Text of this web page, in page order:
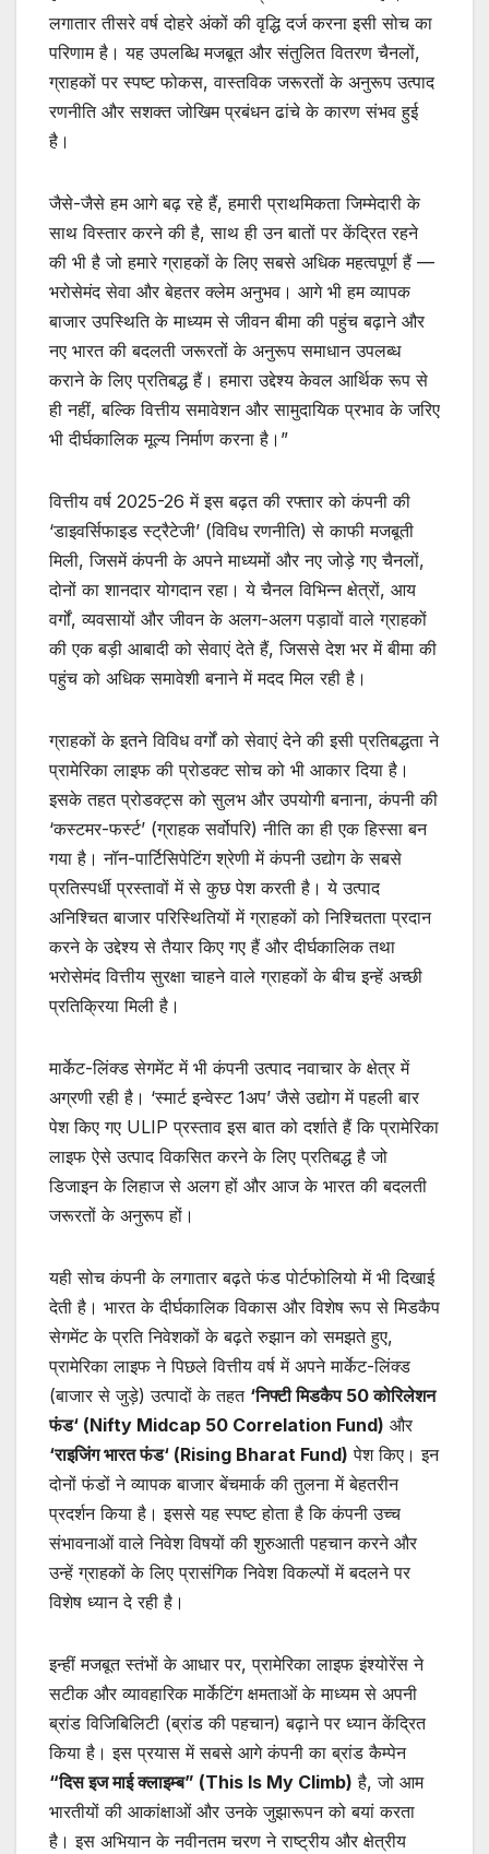
लगातार तीसरे वर्ष दोहरे अंकों की वृद्धि दर्ज करना इसी सोच का
परिणाम है। यह उपलब्धि मजबूत और संतुलित वितरण चैनलों,
ग्राहकों पर स्पष्ट फोकस, वास्तविक जरूरतों के अनुरूप उत्पाद
रणनीति और सशक्त जोखिम प्रबंधन ढांचे के कारण संभव हुई
है।
जैसे-जैसे हम आगे बढ़ रहे हैं, हमारी प्राथमिकता जिम्मेदारी के
साथ विस्तार करने की है, साथ ही उन बातों पर केंद्रित रहने
की भी है जो हमारे ग्राहकों के लिए सबसे अधिक महत्वपूर्ण हैं —
भरोसेमंद सेवा और बेहतर क्लेम अनुभव। आगे भी हम व्यापक
बाजार उपस्थिति के माध्यम से जीवन बीमा की पहुंच बढ़ाने और
नए भारत की बदलती जरूरतों के अनुरूप समाधान उपलब्ध
कराने के लिए प्रतिबद्ध हैं। हमारा उद्देश्य केवल आर्थिक रूप से
ही नहीं, बल्कि वित्तीय समावेशन और सामुदायिक प्रभाव के जरिए
भी दीर्घकालिक मूल्य निर्माण करना है।”
वित्तीय वर्ष 2025-26 में इस बढ़त की रफ्तार को कंपनी की
‘डाइवर्सिफाइड स्ट्रैटेजी’ (विविध रणनीति) से काफी मजबूती
मिली, जिसमें कंपनी के अपने माध्यमों और नए जोड़े गए चैनलों,
दोनों का शानदार योगदान रहा। ये चैनल विभिन्न क्षेत्रों, आय
वर्गों, व्यवसायों और जीवन के अलग-अलग पड़ावों वाले ग्राहकों
की एक बड़ी आबादी को सेवाएं देते हैं, जिससे देश भर में बीमा की
पहुंच को अधिक समावेशी बनाने में मदद मिल रही है।
ग्राहकों के इतने विविध वर्गों को सेवाएं देने की इसी प्रतिबद्धता ने
प्रामेरिका लाइफ की प्रोडक्ट सोच को भी आकार दिया है।
इसके तहत प्रोडक्ट्स को सुलभ और उपयोगी बनाना, कंपनी की
‘कस्टमर-फर्स्ट’ (ग्राहक सर्वोपरि) नीति का ही एक हिस्सा बन
गया है। नॉन-पार्टिसिपेटिंग श्रेणी में कंपनी उद्योग के सबसे
प्रतिस्पर्धी प्रस्तावों में से कुछ पेश करती है। ये उत्पाद
अनिश्चित बाजार परिस्थितियों में ग्राहकों को निश्चितता प्रदान
करने के उद्देश्य से तैयार किए गए हैं और दीर्घकालिक तथा
भरोसेमंद वित्तीय सुरक्षा चाहने वाले ग्राहकों के बीच इन्हें अच्छी
प्रतिक्रिया मिली है।
मार्केट-लिंक्ड सेगमेंट में भी कंपनी उत्पाद नवाचार के क्षेत्र में
अग्रणी रही है। ‘स्मार्ट इन्वेस्ट 1अप’ जैसे उद्योग में पहली बार
पेश किए गए ULIP प्रस्ताव इस बात को दर्शाते हैं कि प्रामेरिका
लाइफ ऐसे उत्पाद विकसित करने के लिए प्रतिबद्ध है जो
डिजाइन के लिहाज से अलग हों और आज के भारत की बदलती
जरूरतों के अनुरूप हों।
यही सोच कंपनी के लगातार बढ़ते फंड पोर्टफोलियो में भी दिखाई
देती है। भारत के दीर्घकालिक विकास और विशेष रूप से मिडकैप
सेगमेंट के प्रति निवेशकों के बढ़ते रुझान को समझते हुए,
प्रामेरिका लाइफ ने पिछले वित्तीय वर्ष में अपने मार्केट-लिंक्ड
(बाजार से जुड़े) उत्पादों के तहत ‘निफ्टी मिडकैप 50कोरिलेशन
फंड‘ (Nifty Midcap 50 Correlation Fund) और
‘राइजिंग भारत फंड‘ (Rising Bharat Fund) पेश किए। इन
दोनों फंडों ने व्यापक बाजार बेंचमार्क की तुलना में बेहतरीन
प्रदर्शन किया है। इससे यह स्पष्ट होता है कि कंपनी उच्च
संभावनाओं वाले निवेश विषयों की शुरुआती पहचान करने और
उन्हें ग्राहकों के लिए प्रासंगिक निवेश विकल्पों में बदलने पर
विशेष ध्यान दे रही है।
इन्हीं मजबूत स्तंभों के आधार पर, प्रामेरिका लाइफ इंश्योरेंस ने
सटीक और व्यावहारिक मार्केटिंग क्षमताओं के माध्यम से अपनी
ब्रांड विजिबिलिटी (ब्रांड की पहचान) बढ़ाने पर ध्यान केंद्रित
किया है। इस प्रयास में सबसे आगे कंपनी का ब्रांड कैम्पेन
“दिस इज माई क्लाइम्ब” (This Is My Climb) है, जो आम
भारतीयों की आकांक्षाओं और उनके जुझारूपन को बयां करता
है। इस अभियान के नवीनतम चरण ने राष्ट्रीय और क्षेत्रीय